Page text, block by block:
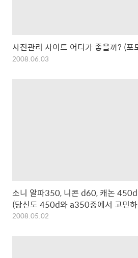
사진관리 사이트 어디가 좋을까? (
2008.06.03
소니 알파350, 니콘 d60, 캐논
(당신도 450d와 a350중에서 고민
2008.05.02